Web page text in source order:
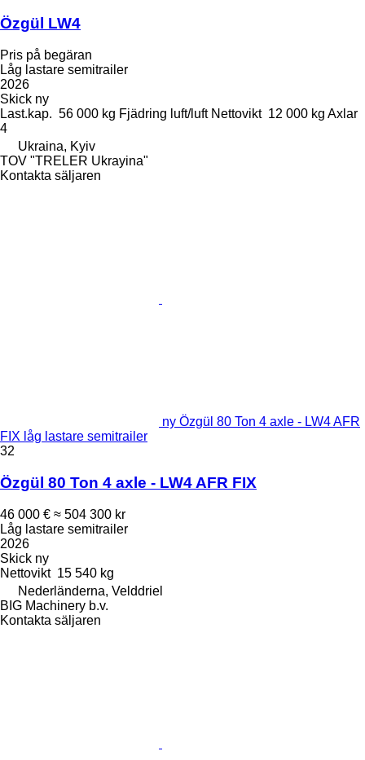
Özgül LW4
Pris på begäran
Låg lastare semitrailer
2026
Skick ny
Last.kap. 56 000 kg Fjädring luft/luft Nettovikt 12 000 kg Axlar
4
Ukraina, Kyiv
TOV "TRELER Ukrayina"
Kontakta säljaren
ny Özgül 80 Ton 4 axle - LW4 AFR
FIX låg lastare semitrailer
32
Özgül 80 Ton 4 axle - LW4 AFR FIX
46 000 € ≈ 504 300 kr
Låg lastare semitrailer
2026
Skick ny
Nettovikt 15 540 kg
Nederländerna, Velddriel
BIG Machinery b.v.
Kontakta säljaren